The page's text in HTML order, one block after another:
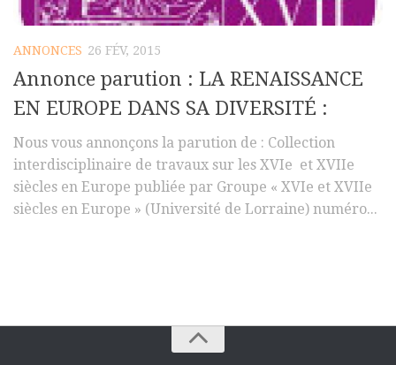
Concours
Programmes
Rapports
Agrégation et Capes
CPGE
« Au menu »
Actualités
Vous abonner
Commander un numéro PDF
ANNONCES 26 FÉV, 2015
Annonce parution : LA RENAISSANCE
EN EUROPE DANS SA DIVERSITÉ :
Nous vous annonçons la parution de : Collection
interdisciplinaire de travaux sur les XVIe et XVIIe
siècles en Europe publiée par Groupe « XVIe et XVIIe
siècles en Europe » (Université de Lorraine) numéro...